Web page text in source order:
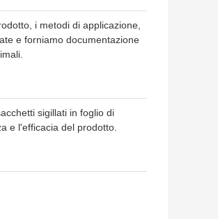
i metodi di applicazione,
e forniamo documentazione
sigillati in foglio di
e l'efficacia del prodotto.